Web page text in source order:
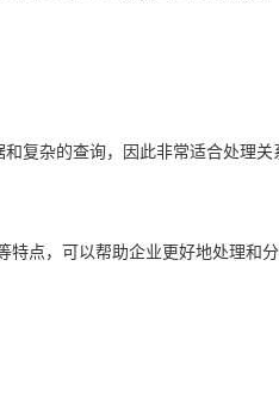
复杂的查询，因此非常适合处理
点，可以帮助企业更好地处理和